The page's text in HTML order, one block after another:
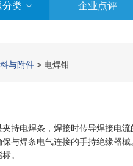
分类 企业点评
与附件 > 电焊钳
夹持电焊条，焊接时传导焊接电
与焊条电气连接的手持绝缘器
。